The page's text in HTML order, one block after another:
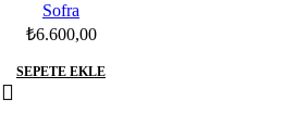
Sofra
₺6.600,00
SEPETE EKLE